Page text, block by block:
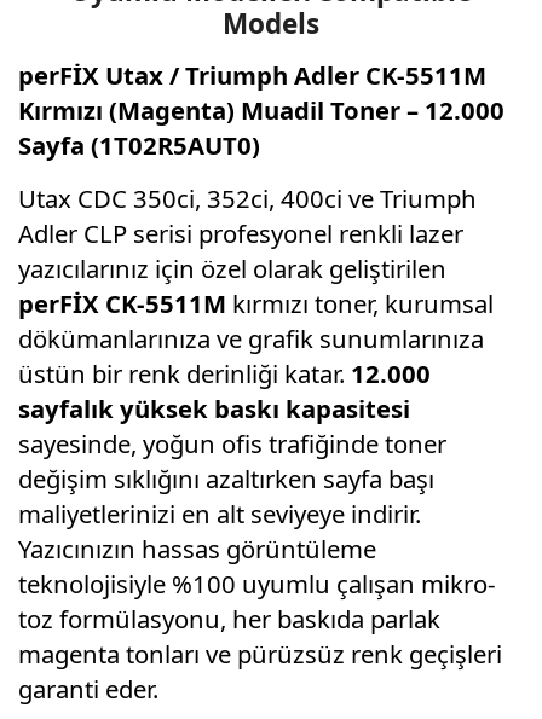
Models
perFİX Utax / Triumph Adler CK-5511M
Kırmızı (Magenta) Muadil Toner – 12.000
Sayfa (1T02R5AUT0)
Utax CDC 350ci, 352ci, 400ci ve Triumph
Adler CLP serisi profesyonel renkli lazer
yazıcılarınız için özel olarak geliştirilen
perFİX CK-5511M kırmızı toner, kurumsal
dökümanlarınıza ve grafik sunumlarınıza
üstün bir renk derinliği katar. 12.000
sayfalık yüksek baskı kapasitesi
sayesinde, yoğun ofis trafiğinde toner
değişim sıklığını azaltırken sayfa başı
maliyetlerinizi en alt seviyeye indirir.
Yazıcınızın hassas görüntüleme
teknolojisiyle %100 uyumlu çalışan mikro-
toz formülasyonu, her baskıda parlak
magenta tonları ve pürüzsüz renk geçişleri
garanti eder.